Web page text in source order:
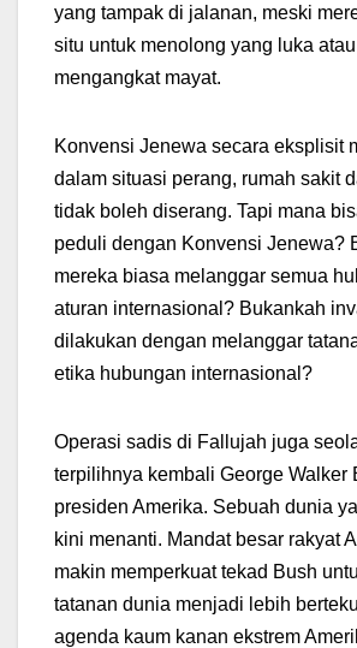
yang tampak di jalanan, meski
situ untuk menolong yang luka
mengangkat mayat.
Konvensi Jenewa secara eksplisit
dalam situasi perang, rumah sakit
tidak boleh diserang. Tapi mana
peduli dengan Konvensi Jenewa?
mereka biasa melanggar semua
aturan internasional? Bukankah
dilakukan dengan melanggar
etika hubungan internasional?
Operasi sadis di Fallujah juga
terpilihnya kembali George Walker
presiden Amerika. Sebuah dunia
kini menanti. Mandat besar rakyat
makin memperkuat tekad Bush
tatanan dunia menjadi lebih
agenda kaum kanan ekstrem